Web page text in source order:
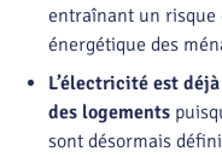
entraînant un risque
énergétique des
L’électricité est
des logements
sont désormais